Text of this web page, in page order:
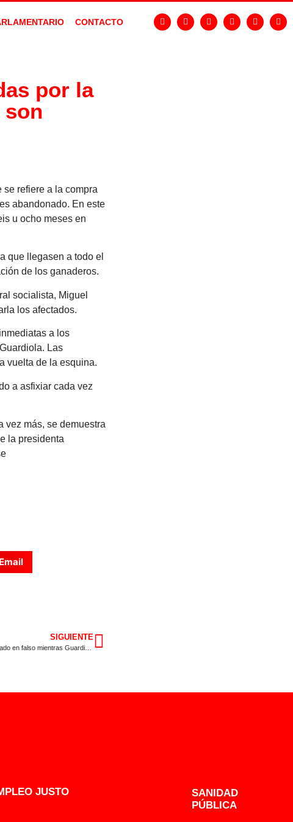
CONTACTO
por la
son
refiere a la compra
abandonado. En este
u ocho meses en
que llegasen a todo el
de los ganaderos.
socialista, Miguel
los afectados.
a los
Las
vuelta de la esquina.
a asfixiar cada vez
vez más, se demuestra
la presidenta
Email
SIGUIENTE
JUSTO
SANIDAD
PÚBLICA